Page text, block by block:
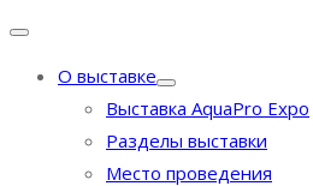
О выставке
Выставка AquaPro Expo
Разделы выставки
Место проведения